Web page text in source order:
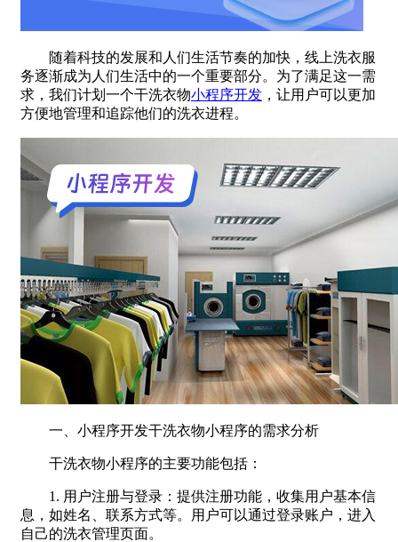
随着科技的发展和人们生活节奏的加快，线上洗衣服
务逐渐成为人们生活中的一个重要部分。为了满足这一需
求，我们计划一个干洗衣物小程序开发 ，让用户可以更加
方便地管理和追踪他们的洗衣进程。
一、小程序开发干洗衣物小程序的需求分析
干洗衣物小程序的主要功能包括：
1. 用户注册与登录：提供注册功能，收集用户基本信
息，如姓名、联系方式等。用户可以通过登录账户，进入
自己的洗衣管理页面。